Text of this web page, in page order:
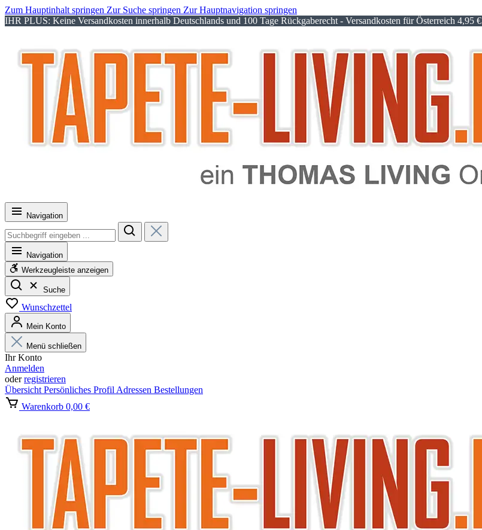
Zum Hauptinhalt springen Zur Suche springen Zur Hauptnavigation springen
IHR PLUS: Keine Versandkosten innerhalb Deutschlands und 100 Tage Rückgaberecht - Versandkosten für Österreich 4,95 €
Navigation
Navigation
Werkzeugleiste anzeigen
Suche
Wunschzettel
Mein Konto
Menü schließen
Ihr Konto
Anmelden
oderregistrieren
Übersicht Persönliches Profil Adressen Bestellungen
Warenkorb 0,00 €